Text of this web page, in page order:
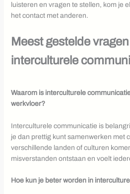
luisteren en vragen te stellen, kom je
het contact met anderen.
Meest gestelde
interculturele
Waarom is interculturele
werkvloer?
Interculturele communicatie is
je dan prettig kunt samenwerken met
verschillende landen of culturen
misverstanden ontstaan en voelt
Hoe kun je beter worden in